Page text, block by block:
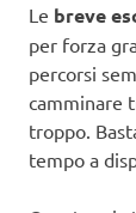
Le breve
per forza
percorsi
camminare
troppo.
tempo a